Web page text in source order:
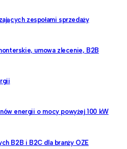
zespołami sprzedaży
umowa zlecenie, B2B
energii o mocy powyżej 100 kW
B2B i B2C dla branży OZE